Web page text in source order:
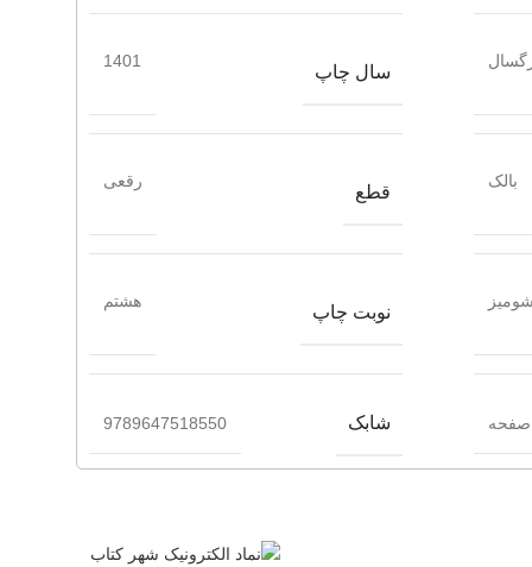
سال چاپ
1401
بالک
قطع
رقعی
شومیز
نوبت چاپ
هشتم
شابک 9789647518550